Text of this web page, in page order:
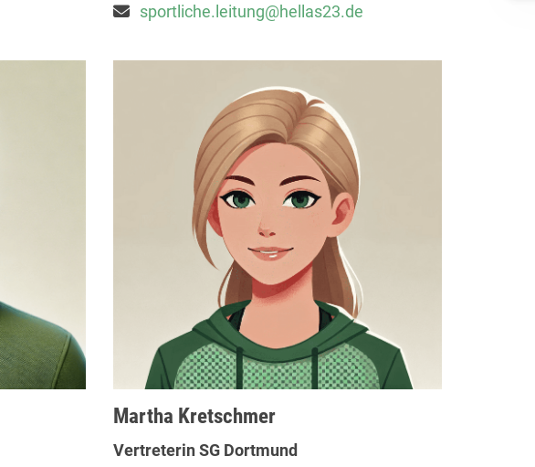
sportliche.leitung@hellas23.de
Martha Kretschmer
Vertreterin SG Dortmund